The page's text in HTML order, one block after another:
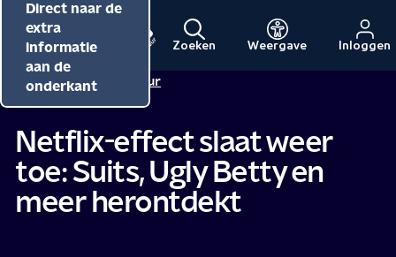
Direct naar de
inhoud
Direct naar de
hoofdnavigatie
Direct naar de
extra
informatie
aan de
onderkant
Menu
Naar
de
NPO
beginpagina
NPO
Cultuur
Zoeken Weergave Inloggen
Redactie NPO Cultuur
Netflix-effect slaat weer
toe: Suits, Ugly Betty en
meer herontdekt